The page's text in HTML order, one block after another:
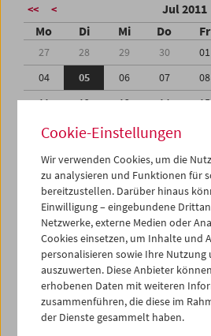
<< < Jul 2011
Mo Di Mi Do Fr
27 28 29 30 01
04
05 06 07 08
11
12 13 14 15
18
19 20 21
25
27 29
01
02 03 04 05
iCalender
Programmheft-PDF
English language or subtitles
< Vorherige Woche
Cookie-Einstellungen
Wir verwenden Cookies, um die
zu analysieren und Funktionen für
bereitzustellen. Darüber hinaus
Einwilligung – eingebundene
Netzwerke, externe Medien oder
Cookies einsetzen, um Inhalte und
personalisieren sowie Ihre Nutzung
auszuwerten. Diese Anbieter
erhobenen Daten mit weiteren
zusammenführen, die diese im
der Dienste gesammelt haben.